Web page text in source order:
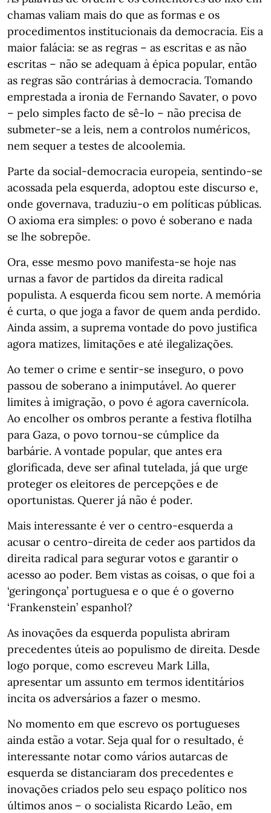
chamas valiam mais do que as formas e os
procedimentos institucionais da democracia. Eis a
maior falácia: se as regras – as escritas e as não
escritas – não se adequam à épica popular, então
as regras são contrárias à democracia. Tomando
emprestada a ironia de Fernando Savater, o povo
– pelo simples facto de sê-lo – não precisa de
submeter-se a leis, nem a controlos numéricos,
nem sequer a testes de alcoolemia.
Parte da social-democracia europeia, sentindo-se
acossada pela esquerda, adoptou este discurso e,
onde governava, traduziu-o em políticas públicas.
O axioma era simples: o povo é soberano e nada
se lhe sobrepõe.
Ora, esse mesmo povo manifesta-se hoje nas
urnas a favor de partidos da direita radical
populista. A esquerda ficou sem norte. A memória
é curta, o que joga a favor de quem anda perdido.
Ainda assim, a suprema vontade do povo justifica
agora matizes, limitações e até ilegalizações.
Ao temer o crime e sentir-se inseguro, o povo
passou de soberano a inimputável. Ao querer
limites à imigração, o povo é agora cavernícola.
Ao encolher os ombros perante a festiva flotilha
para Gaza, o povo tornou-se cúmplice da
barbárie. A vontade popular, que antes era
glorificada, deve ser afinal tutelada, já que urge
proteger os eleitores de percepções e de
oportunistas. Querer já não é poder.
Mais interessante é ver o centro-esquerda a
acusar o centro-direita de ceder aos partidos da
direita radical para segurar votos e garantir o
acesso ao poder. Bem vistas as coisas, o que foi a
‘geringonça’ portuguesa e o que é o governo
‘Frankenstein’ espanhol?
As inovações da esquerda populista abriram
precedentes úteis ao populismo de direita. Desde
logo porque, como escreveu Mark Lilla,
apresentar um assunto em termos identitários
incita os adversários a fazer o mesmo.
No momento em que escrevo os portugueses
ainda estão a votar. Seja qual for o resultado, é
interessante notar como vários autarcas de
esquerda se distanciaram dos precedentes e
inovações criados pelo seu espaço político nos
últimos anos – o socialista Ricardo Leão, em